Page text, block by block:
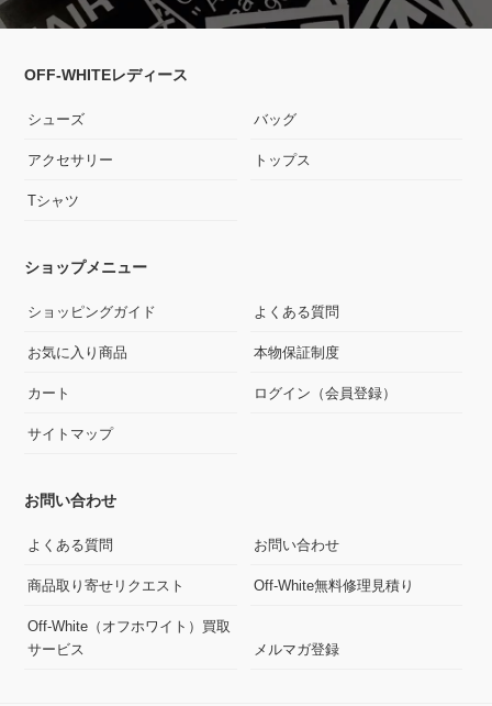
OFF-WHITEレディース
シューズ バッグ
アクセサリー トップス
Tシャツ
ショップメニュー
ショッピングガイド よくある質問
お気に入り商品 本物保証制度
カート ログイン（会員登録）
サイトマップ
お問い合わせ
よくある質問 お問い合わせ
商品取り寄せリクエスト Off-White無料修理見積り
Off-White（オフホワイト）買取
サービス
メルマガ登録